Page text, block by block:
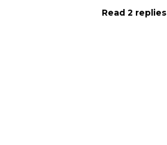
Read 2 replies